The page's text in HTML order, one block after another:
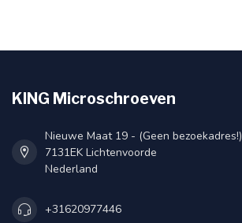
KING Microschroeven
Nieuwe Maat 19 - (Geen bezoekadres!)
7131EK Lichtenvoorde
Nederland
+31620977446